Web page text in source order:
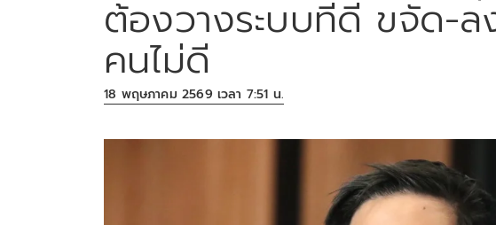
ต้องวางระบบที่ดี ขจัด-
คนไม่ดี
18 พฤษภาคม 2569 เวลา 7:51 น.